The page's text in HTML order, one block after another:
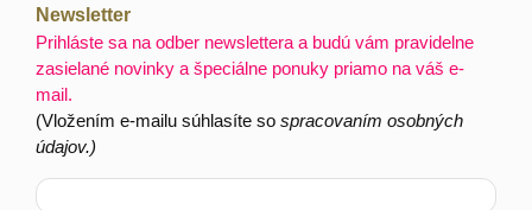
Newsletter
Prihláste sa na odber newslettera a budú vám pravidelne
zasielané novinky a špeciálne ponuky priamo na váš e-
mail.
(Vložením e-mailu súhlasíte sospracovaním osobných
údajov.)